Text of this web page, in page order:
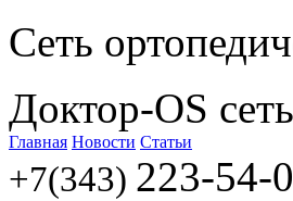
Сеть
Доктор-OS
Главная Новости Статьи
+7(343) 223-54-